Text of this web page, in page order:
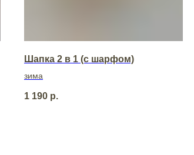
Шапка 2 в 1 (с шарфом)
зима
1 190 р.